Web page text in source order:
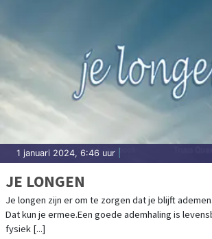
1 januari 2024, 6:46 uur
JE LONGEN
Je longen zijn er om te zorgen dat je blijft
Dat kun je ermee.Een goede ademhaling is
fysiek [...]